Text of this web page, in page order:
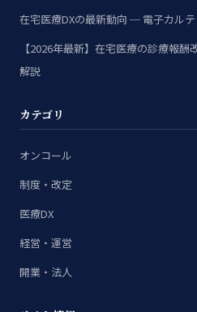
在宅医療DXの最新動向 ─ 電子カル
【2026年最新】在宅医療の診療報
解説
カテゴリ
オンコール
制度・改定
医療DX
経営・運営
開業・法人